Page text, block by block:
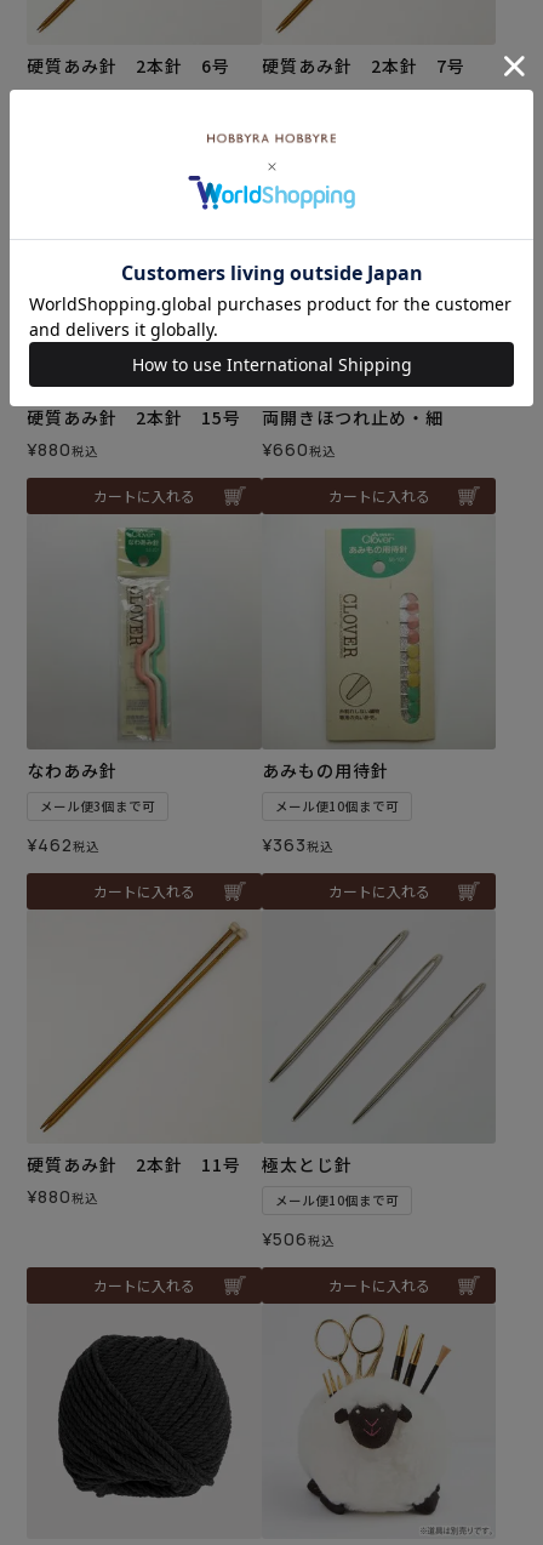
硬質あみ針 2本針 6号
¥880
硬質あみ針 2本針 7号
¥880
カートに入れる
硬質あみ針 2本針 15号
¥880税込
カートに入れる
両開きほつれ止め・細
¥660税込
カートに入れる
なわあみ針
メール便3個まで可
¥462税込
カートに入れる
あみもの用待針
メール便10個まで可
¥363税込
カートに入れる
硬質あみ針 2本針 11号
¥880税込
カートに入れる
極太とじ針
メール便10個まで可
¥506税込
カートに入れる